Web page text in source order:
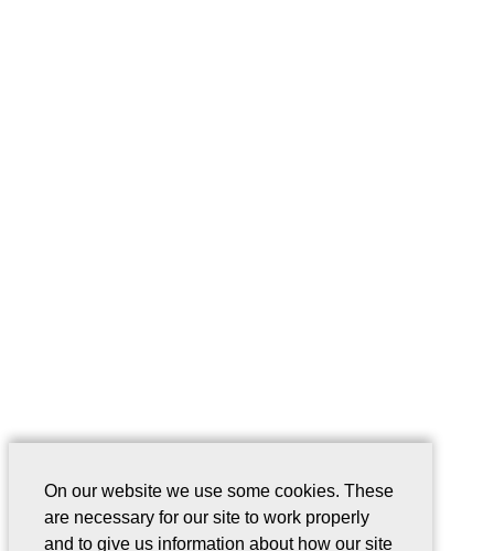
On our website we use some cookies. These
are necessary for our site to work properly
and to give us information about how our site